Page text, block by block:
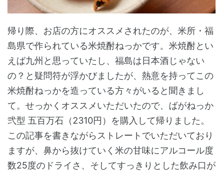
帰り際、お店の方にオススメされたのが、米所・福
島県で作られている米焼酎ねっかです。米焼酎とい
えば九州と思っていたし、福島は日本酒じゃない
の？と疑問符が浮かびましたが、熱意を持ってこの
米焼酎ねっかを造っている方々がいると聞きまし
て。せっかくオススメいただいたので、ばがねっか
弐型 五百万石（2310円）を購入して帰りました。
この記事を書きながらストレートでいただいており
ますが、鼻から抜けていく米の甘味にアルコール度
数25度のドライさ、そしてすっきりとした飲み口が